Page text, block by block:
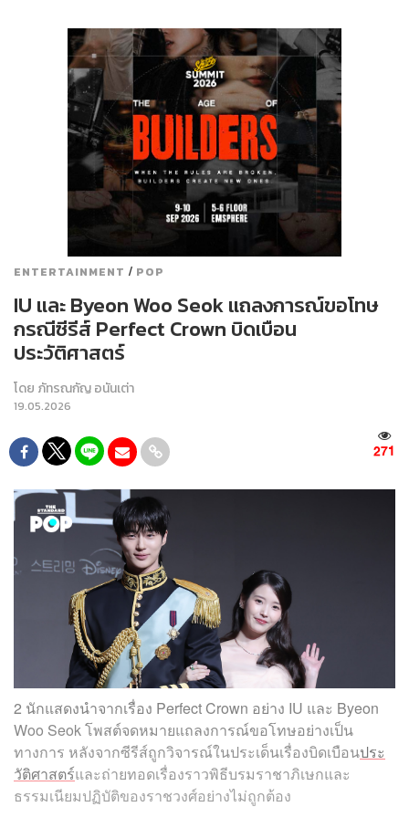
ENTERTAINMENT / POP
IU และ Byeon Woo Seok แถลงการณ์ขอโทษ
กรณีซีรีส์ Perfect Crown บิดเบือน
ประวัติศาสตร์
โดย ภัทรณกัญ อนันเต่า
19.05.2026
271
2 นักแสดงนำจากเรื่อง Perfect Crown อย่าง IU และ Byeon
Woo Seok โพสต์จดหมายแถลงการณ์ขอโทษอย่างเป็น
ทางการ หลังจากซีรีส์ถูกวิจารณ์ในประเด็นเรื่องบิดเบือนประ
วัติศาสตร์และถ่ายทอดเรื่องราวพิธีบรมราชาภิเษกและ
ธรรมเนียมปฏิบัติของราชวงศ์อย่างไม่ถูกต้อง